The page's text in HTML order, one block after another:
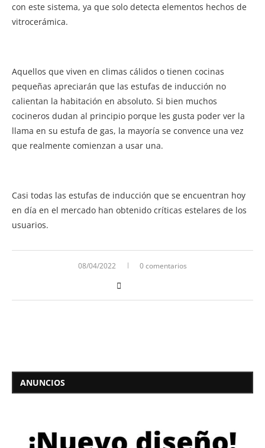
con este sistema, ya que solo detecta elementos hechos de
vitrocerámica.
Aquellos que viven en climas cálidos o tienen cocinas
pequeñas apreciarán que las estufas de inducción no
calientan la habitación en absoluto. Si bien muchos
cocineros dudan al principio porque les gusta poder ver la
llama en su estufa de gas, la mayoría se convence una vez
que realmente comienzan a usar una.
Casi todas las estufas de inducción que se encuentran hoy
en día en el mercado han obtenido críticas estelares de los
usuarios.
08/04/2022 0 comentarios
ANUNCIOS